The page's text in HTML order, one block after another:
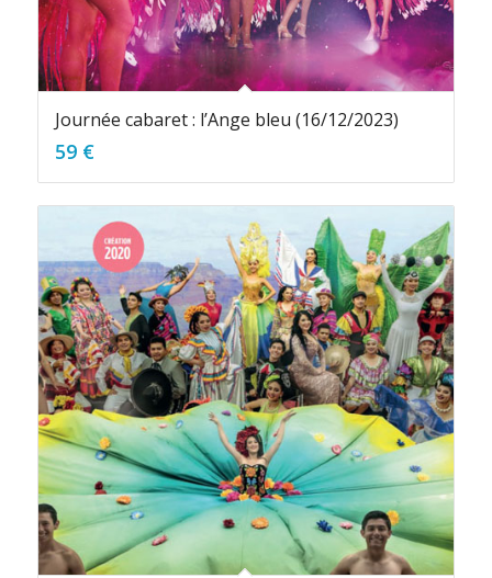
Journée cabaret : l’Ange bleu (16/12/2023)
59 €